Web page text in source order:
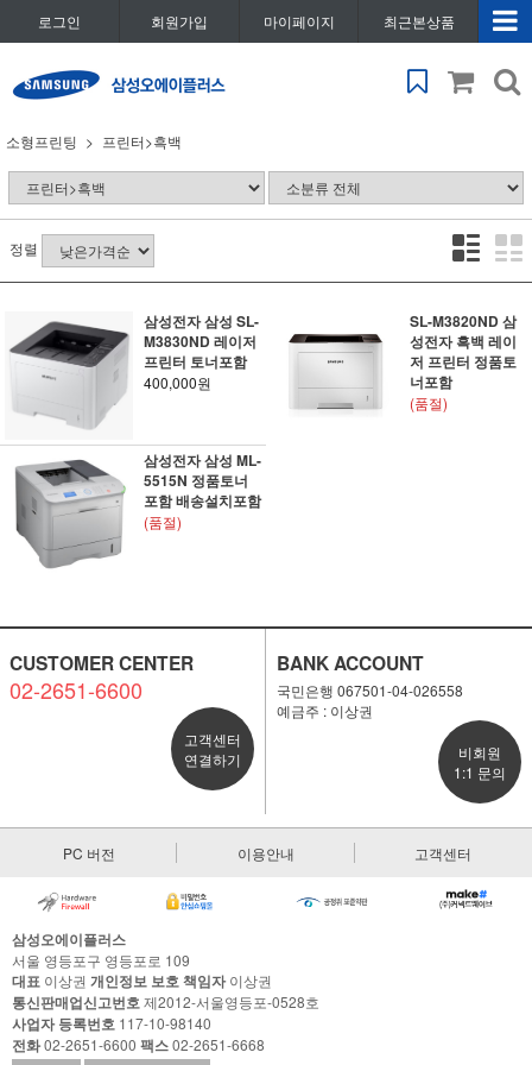
로그인 회원가입 마이페이지 최근본상품
소형프린팅 프린터>흑백
정렬
삼성전자 삼성 SL-
M3830ND 레이저
프린터 토너포함
400,000원
SL-M3820ND 삼
성전자 흑백 레이
저 프린터 정품토
너포함
(품절)
삼성전자 삼성 ML-
5515N 정품토너
포함 배송설치포함
(품절)
CUSTOMER CENTER
02-2651-6600
고객센터
연결하기
BANK ACCOUNT
국민은행 067501-04-026558
예금주 : 이상권
비회원
1:1 문의
PC 버전 이용안내 고객센터
삼성오에이플러스
서울 영등포구 영등포로 109
대표 이상권 개인정보 보호 책임자이상권
통신판매업신고번호제2012-서울영등포-0528호
사업자 등록번호 117-10-98140
전화02-2651-6600 팩스02-2651-6668